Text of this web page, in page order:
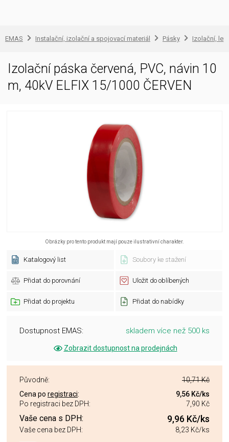
EMAS Instalační, izolační a spojovací materiál Pásky Izolační,
Izolační páska červená, PVC, návin 10
m, 40kV ELFIX 15/1000 ČERVEN
Obrázky pro tento produkt mají pouze ilustrativní charakter.
Katalogový list Soubory ke stažení
Přidat do porovnání Uložit do oblíbených
Přidat do projektu Přidat do nabídky
Dostupnost EMAS: skladem více než 500 ks
Zobrazit dostupnost na prodejnách
Původně:
10,71 Kč
Cena po registraci: 9,56 Kč/ks
Po registraci bez DPH:
7,90 Kč
Vaše cena s DPH: 9,96 Kč/ks
Vaše cena bez DPH: 8,23 Kč/ks